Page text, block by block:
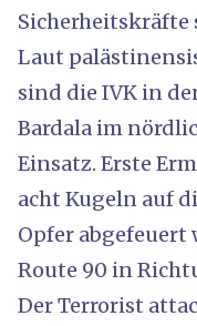
Sicherheitskräfte
Laut
sind die IVK in
Bardala im
Einsatz. Erste
acht Kugeln auf
Opfer abgefeuert
Route 90 in
Der Terrorist